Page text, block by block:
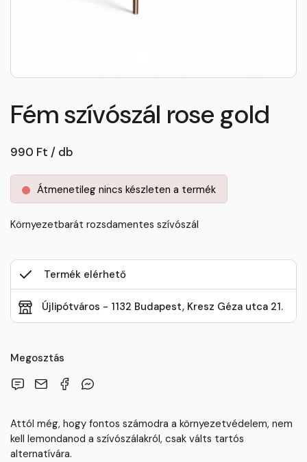
Fém szívószál rose gold
990 Ft / db
Átmenetileg nincs készleten a termék
Környezetbarát rozsdamentes szívószál
Termék elérhető
Újlipótváros - 1132 Budapest, Kresz Géza utca 21.
Megosztás
Attól még, hogy fontos számodra a környezetvédelem, nem
kell lemondanod a szívószálakról, csak válts tartós
alternatívára.